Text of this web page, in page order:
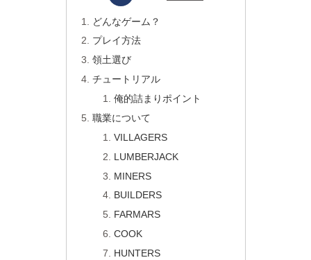
どんなゲーム？
プレイ方法
領土選び
チュートリアル
俺的詰まりポイント
職業について
VILLAGERS
LUMBERJACK
MINERS
BUILDERS
FARMARS
COOK
HUNTERS